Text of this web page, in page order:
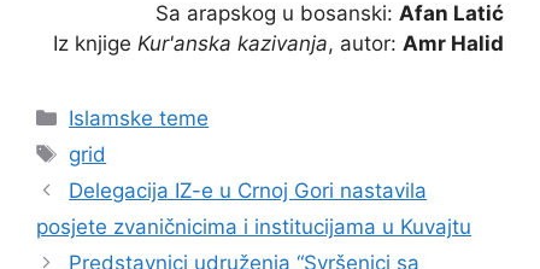
Sa arapskog u bosanski: Afan Latić
Iz knjige Kur'anska kazivanja, autor: Amr Halid
Kategorije
Islamske teme
Oznake
grid
Delegacija IZ-e u Crnoj Gori nastavila
posjete zvaničnicima i institucijama u Kuvajtu
Predstavnici udruženja “Svršenici sa